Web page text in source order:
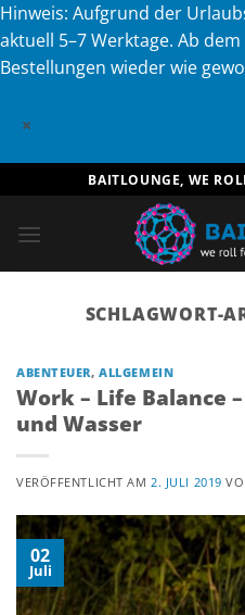
Hinweis: Aufgrund der
aktuell 5–7 Werktage. Ab
Bestellungen wieder wie
×
Inhalt
springen
BAITLOUNGE, WE
SCHLAGWORT-
ABENTEUER,ALLGEMEIN
Work – Life Balance
und Wasser
VERÖFFENTLICHT AM 2. JULI 2019
02
Juli